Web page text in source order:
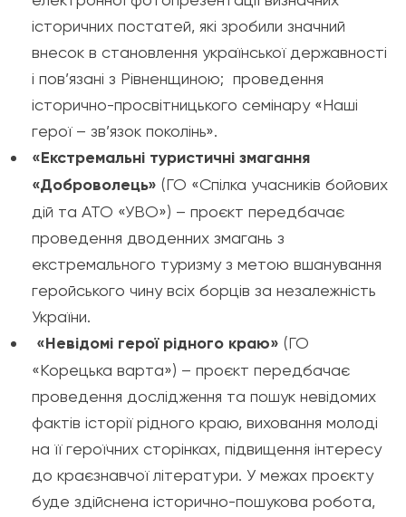
історичних постатей, які зробили значний
внесок в становлення української державності
і пов’язані з Рівненщиною; проведення
історично-просвітницького семінару «Наші
герої – зв’язок поколінь».
«Екстремальні туристичні змагання
«Доброволець» (ГО «Спілка учасників бойових
дій та АТО «УВО») – проєкт передбачає
проведення дводенних змагань з
екстремального туризму з метою вшанування
геройського чину всіх борців за незалежність
України.
«Невідомі герої рідного краю» (ГО
«Корецька варта») – проєкт передбачає
проведення дослідження та пошук невідомих
фактів історії рідного краю, виховання молоді
на її героїчних сторінках, підвищення інтересу
до краєзнавчої літератури. У межах проєкту
буде здійснена історично-пошукова робота,